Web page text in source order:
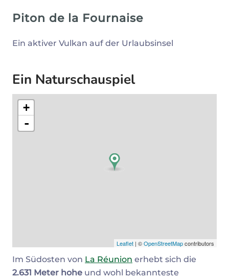
Piton de la Fournaise
Ein aktiver Vulkan auf der Urlaubsinsel
Ein Naturschauspiel
+
-
Leaflet | ©OpenStreetMapcontributors
Im Südosten von La Réunion erhebt sich die
2.631 Meter hohe und wohl bekannteste